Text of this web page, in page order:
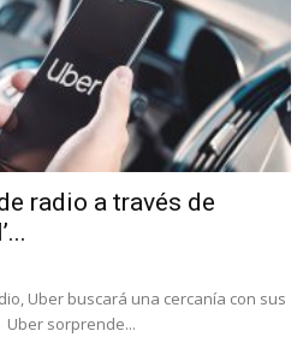
radio a través de
Uber buscará una cercanía con sus
Uber sorprende...